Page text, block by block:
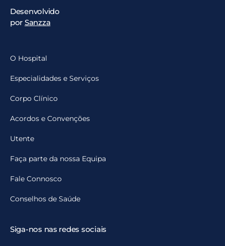
Desenvolvido
por Sanzza
O Hospital
Especialidades e Serviços
Corpo Clínico
Acordos e Convenções
Utente
Faça parte da nossa Equipa
Fale Connosco
Conselhos de Saúde
Siga-nos nas redes sociais